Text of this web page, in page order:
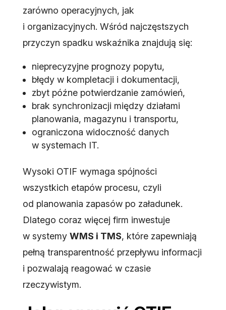
zarówno operacyjnych, jak
i organizacyjnych. Wśród najczęstszych
przyczyn spadku wskaźnika znajdują się:
nieprecyzyjne prognozy popytu,
błędy w kompletacji i dokumentacji,
zbyt późne potwierdzanie zamówień,
brak synchronizacji między działami
planowania, magazynu i transportu,
ograniczona widoczność danych
w systemach IT.
Wysoki OTIF wymaga spójności
wszystkich etapów procesu, czyli
od planowania zapasów po załadunek.
Dlatego coraz więcej firm inwestuje
w systemy WMS i TMS, które zapewniają
pełną transparentność przepływu informacji
i pozwalają reagować w czasie
rzeczywistym.